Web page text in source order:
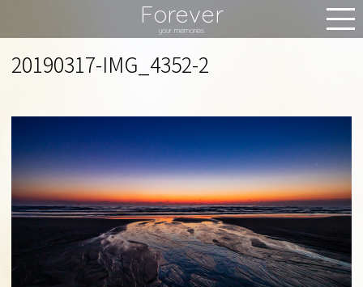
Forever
your memories
20190317-IMG_4352-2